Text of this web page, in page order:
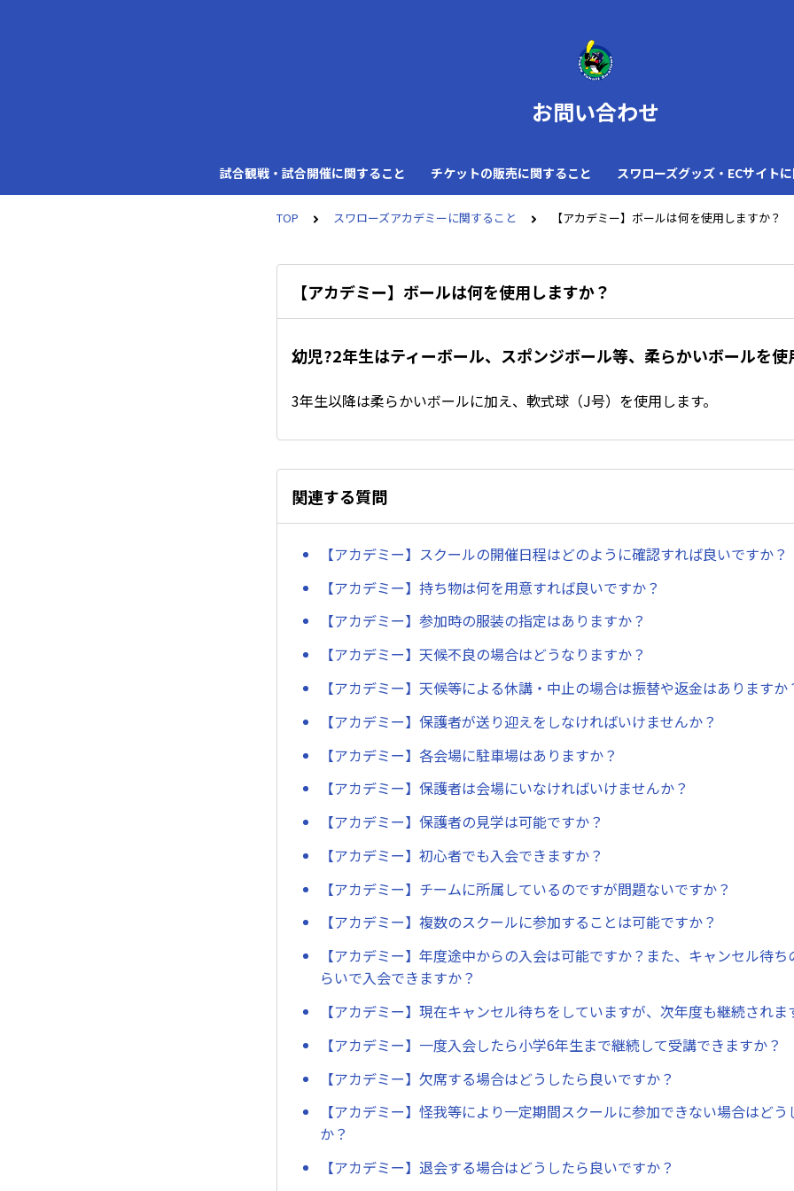
お問い合わせ
試合観戦・試合開催に関すること チケットの販売に関すること スワローズグッズ・ECサイト
TOP スワローズアカデミーに関すること 【アカデミー】ボールは何を使用しますか？
【アカデミー】ボールは何を使用しますか？
幼児?2年生はティーボール、スポンジボール等、柔らかいボールを使
3年生以降は柔らかいボールに加え、軟式球（J号）を使用します。
関連する質問
【アカデミー】スクールの開催日程はどのように確認すれば良いですか？
【アカデミー】持ち物は何を用意すれば良いですか？
【アカデミー】参加時の服装の指定はありますか？
【アカデミー】天候不良の場合はどうなりますか？
【アカデミー】天候等による休講・中止の場合は振替や返金はありますか
【アカデミー】保護者が送り迎えをしなければいけませんか？
【アカデミー】各会場に駐車場はありますか？
【アカデミー】保護者は会場にいなければいけませんか？
【アカデミー】保護者の見学は可能ですか？
【アカデミー】初心者でも入会できますか？
【アカデミー】チームに所属しているのですが問題ないですか？
【アカデミー】複数のスクールに参加することは可能ですか？
【アカデミー】年度途中からの入会は可能ですか？また、キャンセル待
らいで入会できますか？
【アカデミー】現在キャンセル待ちをしていますが、次年度も継続されま
【アカデミー】一度入会したら小学6年生まで継続して受講できますか？
【アカデミー】欠席する場合はどうしたら良いですか？
【アカデミー】怪我等により一定期間スクールに参加できない場合はど
か？
【アカデミー】退会する場合はどうしたら良いですか？